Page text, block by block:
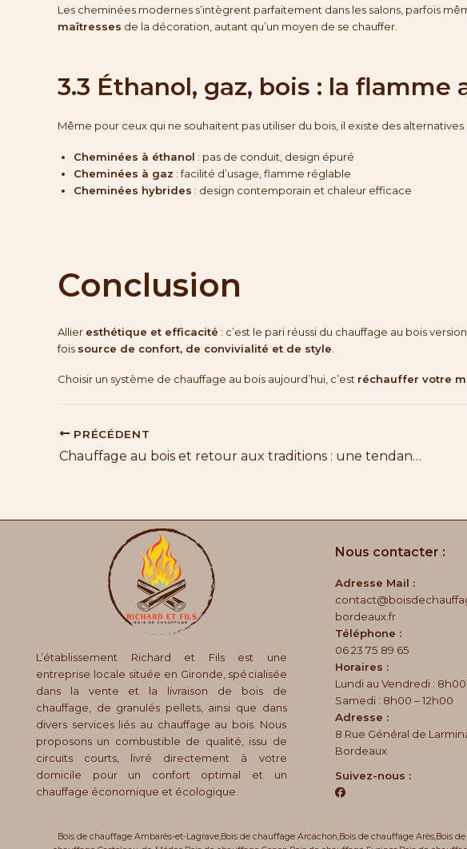
Les cheminées modernes s’intègrent parfaitement dans les salons, parfois
maîtresses de la décoration, autant qu’un moyen de se chauffer.
3.3 Éthanol, gaz, bois : la
Même pour ceux qui ne souhaitent pas utiliser du bois, il existe des alternatives
Cheminées à éthanol : pas de conduit, design épuré
Cheminées à gaz : facilité d’usage, flamme réglable
Cheminées hybrides : design contemporain et chaleur efficace
Conclusion
Allier esthétique et efficacité : c’est le pari réussi du chauffage au bois
fois source de confort, de convivialité et de style
Choisir un système de chauffage au bois aujourd’hui, c’est réchauffer votre
Navigation
des
PRÉCÉDENT
Chauffage au bois et retour aux traditions : une tendance de fond ?
L’établissement Richard et Filsest une
entreprise locale située en Gironde, spécialisée
dans la vente et la livraison de bois de
chauffage, de granulés pellets, ainsi que dans
divers services liés au chauffage au bois. Nous
proposons un combustible de qualité, issu de
circuits courts, livré directement à votre
domicile pour un confort optimal et un
chauffage économique et écologique.
Nous contacter :
Adresse Mail :
bordeaux.fr
Téléphone :
06 23 75 89 65
Horaires :
Lundi au Vendredi : 8h00
Samedi : 8h00 – 12h00
Adresse :
8 Rue Général de
Bordeaux
Suivez-nous :
Bois de chauffage Ambarès-et-Lagrave,Bois de chauffage Arcachon,Bois de chauffage Arès,Bois